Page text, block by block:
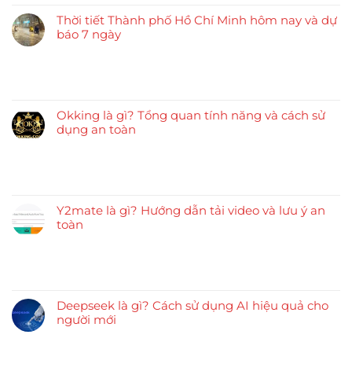
Thời tiết Thành phố Hồ Chí Minh hôm nay và dự
báo 7 ngày
Okking là gì? Tổng quan tính năng và cách sử
dụng an toàn
Y2mate là gì? Hướng dẫn tải video và lưu ý an
toàn
Deepseek là gì? Cách sử dụng AI hiệu quả cho
người mới